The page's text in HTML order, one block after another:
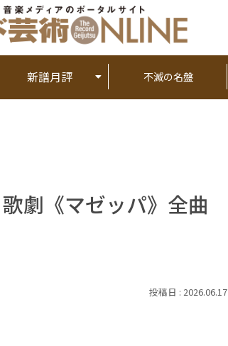
新譜月評 不滅の名盤
劇《マゼッパ》全曲
2026.06.17